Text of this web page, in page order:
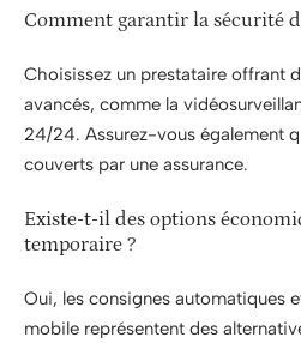
Comment garantir la sécurité
Choisissez un prestataire offrant
avancés, comme la
24/24. Assurez-vous également
couverts par une assurance.
Existe-t-il des options
temporaire ?
Oui, les consignes automatiques
mobile représentent des